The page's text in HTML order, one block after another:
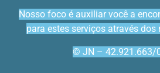
Nosso foco é auxiliar você a
para estes serviços através dos
© JN – 42.921.663/